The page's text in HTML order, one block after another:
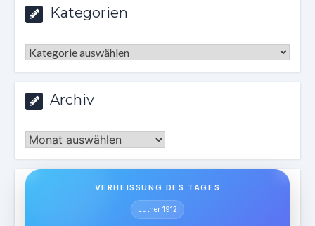
Kategorien
Kategorien
Archiv
Archiv
VERHEISSUNG DES TAGES
Luther 1912